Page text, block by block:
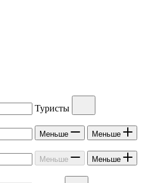
Туристы
Меньше Меньше
Меньше Меньше